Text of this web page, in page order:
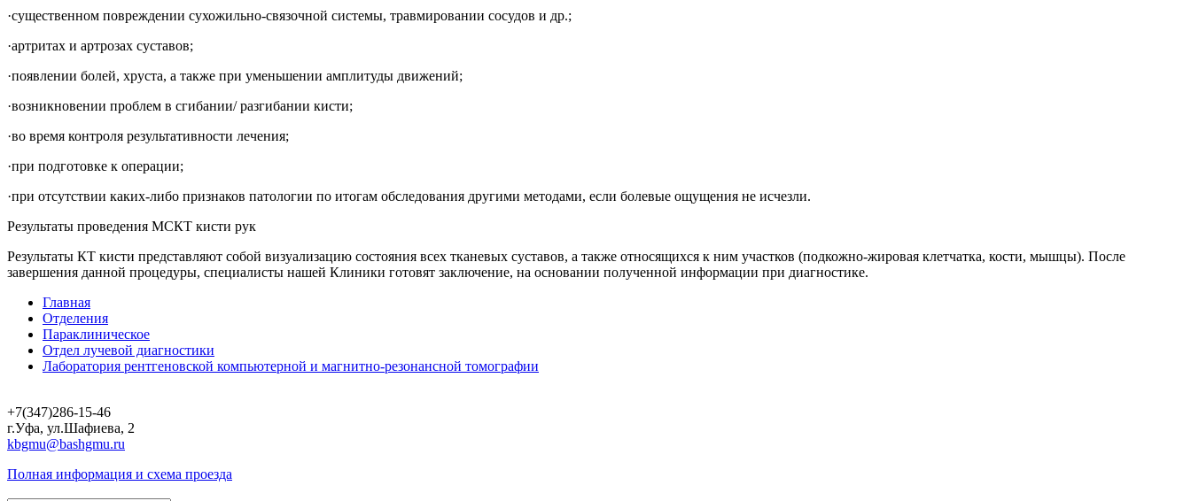
·существенном повреждении сухожильно-связочной системы, травмировании сосудов и др.;
·артритах и артрозах суставов;
·появлении болей, хруста, а также при уменьшении амплитуды движений;
·возникновении проблем в сгибании/ разгибании кисти;
·во время контроля результативности лечения;
·при подготовке к операции;
·при отсутствии каких-либо признаков патологии по итогам обследования другими методами, если болевые ощущения не исчезли.
Результаты проведения МСКТ кисти рук
Результаты КТ кисти представляют собой визуализацию состояния всех тканевых суставов, а также относящихся к ним участков (подкожно-жировая клетчатка, кости, мышцы). После
завершения данной процедуры, специалисты нашей Клиники готовят заключение, на основании полученной информации при диагностике.
Главная
Отделения
Параклиническое
Отдел лучевой диагностики
Лаборатория рентгеновской компьютерной и магнитно-резонансной томографии
+7(347)286-15-46
г.Уфа, ул.Шафиева, 2
kbgmu@bashgmu.ru
Полная информация и схема проезда